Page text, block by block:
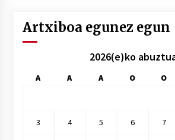
Artxiboa egunez egun
2026(e)ko
A A A O O
3 4 5 6 7